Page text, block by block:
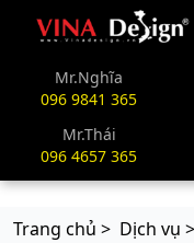
vinadesign.vn
Mr.Nghĩa
096 9841 365
Mr.Thái
096 4657 365
Trang chủ > Dịch vụ >